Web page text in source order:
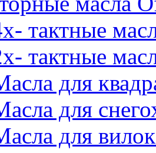
тактные
тактные
для
для
для